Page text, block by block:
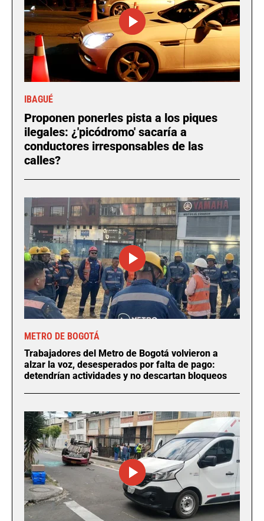
IBAGUÉ
Proponen ponerles pista a los piques
ilegales: ¿'picódromo' sacaría a
conductores irresponsables de las
calles?
METRO DE BOGOTÁ
Trabajadores del Metro de Bogotá volvieron a
alzar la voz, desesperados por falta de pago:
detendrían actividades y no descartan bloqueos